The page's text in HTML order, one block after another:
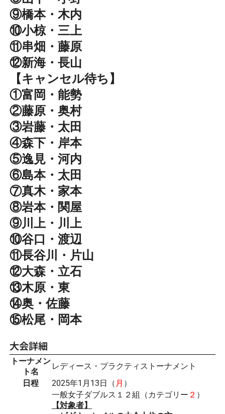
⑨橋本・木内
⑩小椋・三上
⑪串畑・藤原
⑫新海・長山
【キャンセル待ち】
①富岡・能勢
②藤原・奥村
③岩藤・太田
④森下・岸本
⑤逸見・河内
⑥島本・太田
⑦真木・家本
⑧岩本・関屋
⑨川上・川上
⑩谷口・渡辺
⑪長谷川・片山
⑫大森・立石
⑬木原・東
⑭奥・佐藤
⑮松尾・岡本
大会詳細
トーナメン
ト名
レディース・プラクティストーナメント
日程
2025年1月13日（ 月 ）
一般女子ダブルス１２組（カテゴリー ２ ）
【対象者】